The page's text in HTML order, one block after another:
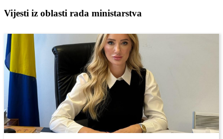
Vijesti iz oblasti rada ministarstva